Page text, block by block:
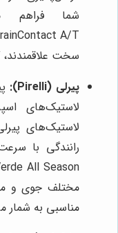
شما فراهم
سخت
پیرلی (Pirelli):
لاستیک‌های
لاستیک‌های
رانندگی با
مختلف جوی و
مناسبی به شمار